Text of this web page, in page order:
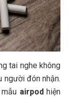
tai nghe không
người đón nhận.
airpodhiện